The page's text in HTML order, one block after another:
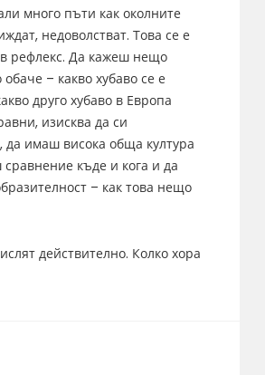
много пъти как околните
недоволстват. Това се е
рефлекс. Да кажеш нещо
– какво хубаво се е
друго хубаво в Европа
изисква да си
имаш висока обща култура
къде и кога и да
– как това нещо
действително. Колко хора